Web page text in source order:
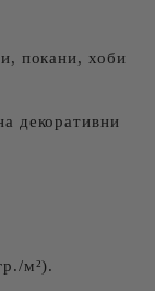
покани, хоби
декоративни
м²).